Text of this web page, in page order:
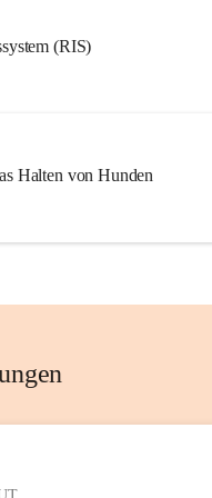
(RIS)
Halten von Hunden